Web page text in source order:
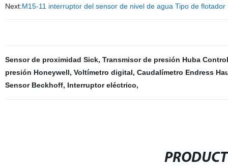
Next:M15-11 interruptor del sensor de nivel de agua Tipo de
Sensor de proximidad Sick, Transmisor de presión Huba Control
presión Honeywell, Voltímetro digital, Caudalímetro Endress
Sensor Beckhoff, Interruptor eléctrico,